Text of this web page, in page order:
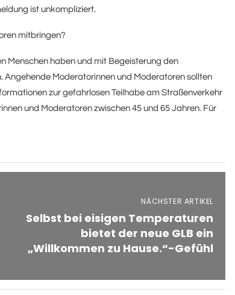
ist unkompliziert.
mitbringen?
Menschen haben und mit Begeisterung den
Angehende Moderatorinnen und Moderatoren sollten
zur gefahrlosen Teilhabe am Straßenverkehr
und Moderatoren zwischen 45 und 65 Jahren. Für
NÄCHSTER ARTIKEL
Selbst bei eisigen Temperaturen
bietet der neue GLB ein
„Willkommen zu Hause.“-Gefühl